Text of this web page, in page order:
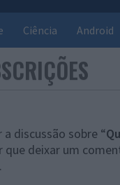
Ciência Android
discussão sobre “
que deixar um